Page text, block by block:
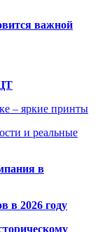
важной
– яркие принты
и реальные
в
в 2026 году